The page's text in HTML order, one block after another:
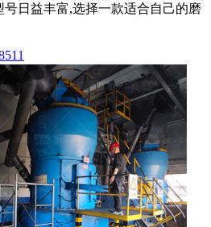
日益丰富,选择一款适合自己的磨